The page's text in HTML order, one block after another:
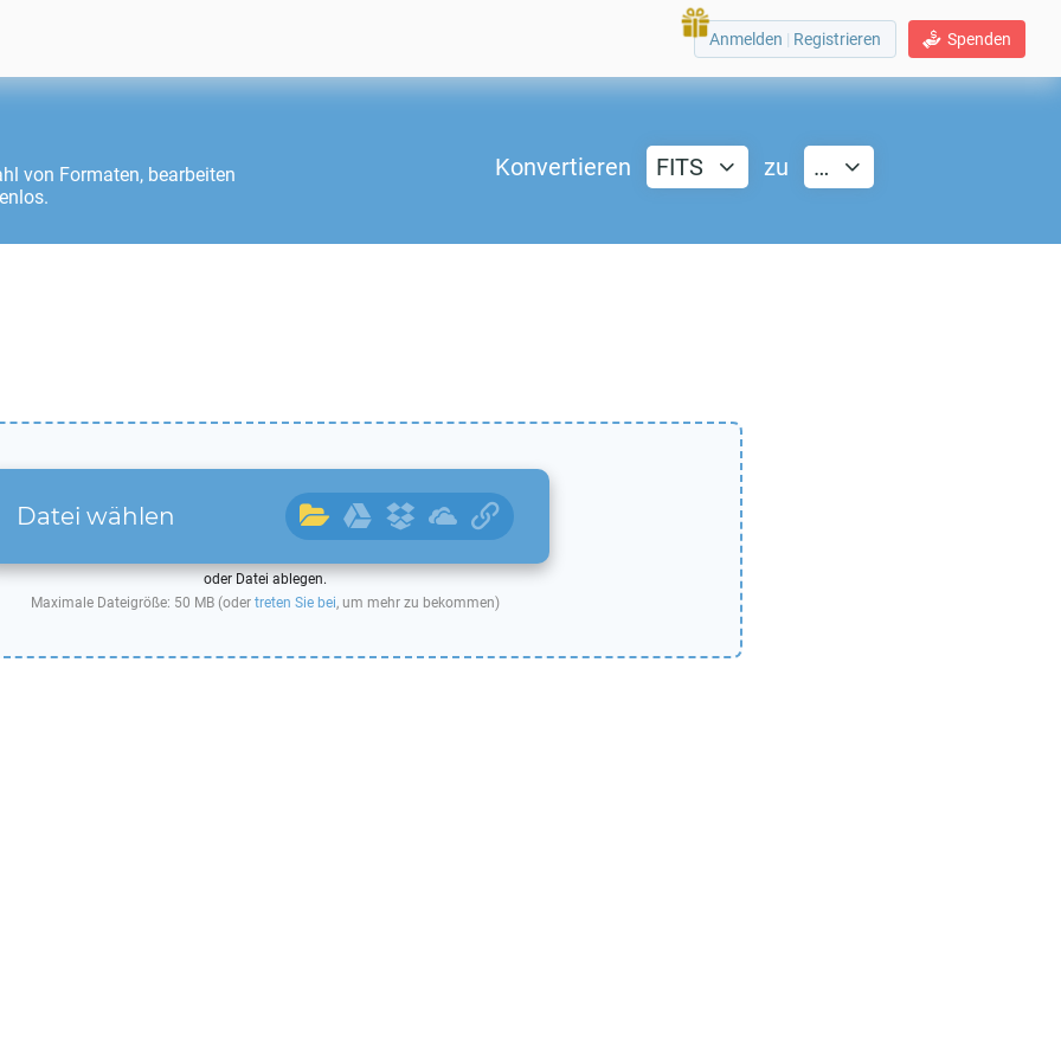
Spenden
Anmelden | Registrieren
von Formaten, bearbeiten
Konvertieren FITS zu …
Datei wählen
oder Datei ablegen.
Maximale Dateigröße: 50 MB (oder treten Sie bei, um mehr zu bekommen)